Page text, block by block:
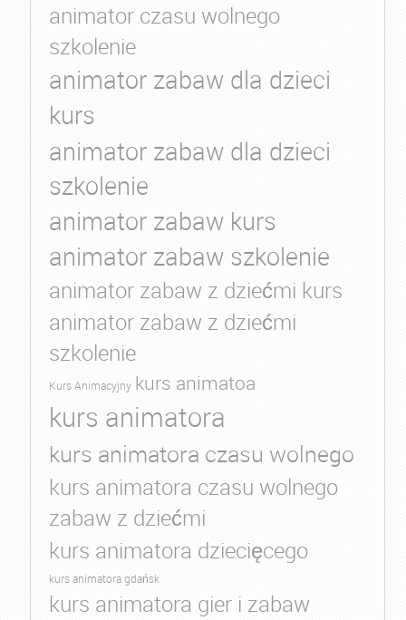
animator czasu wolnego
szkolenie
animator zabaw dla dzieci
kurs
animator zabaw dla dzieci
szkolenie
animator zabaw kurs
animator zabaw szkolenie
animator zabaw z dziećmi kurs
animator zabaw z dziećmi
szkolenie
Kurs Animacyjny kurs animatoa
kurs animatora
kurs animatora czasu wolnego
kurs animatora czasu wolnego
zabaw z dziećmi
kurs animatora dziecięcego
kurs animatora gdańsk
kurs animatora gier i zabaw